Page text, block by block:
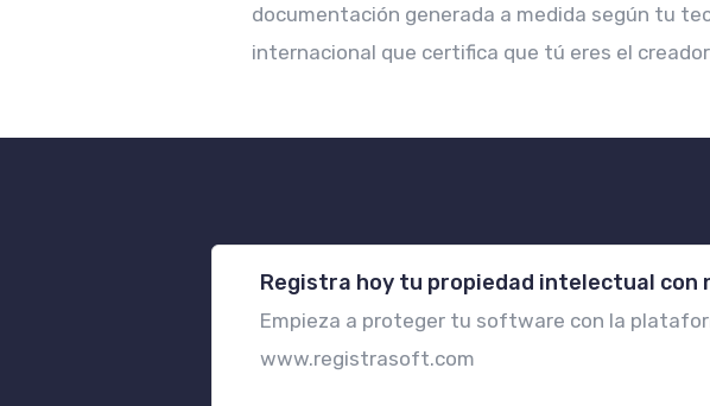
documentación generada a medida según tu
internacional que certifica que tú eres el
Registra hoy tu propiedad intelectual con
Empieza a proteger tu software con la
www.registrasoft.com